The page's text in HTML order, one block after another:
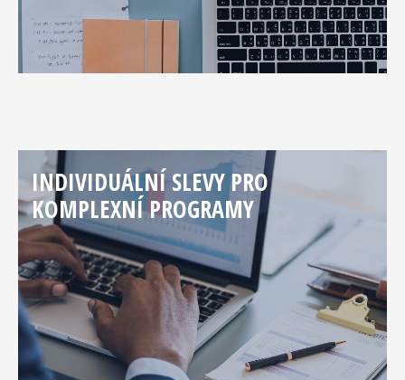
INDIVIDUÁLNÍ SLEVY PRO
KOMPLEXNÍ PROGRAMY